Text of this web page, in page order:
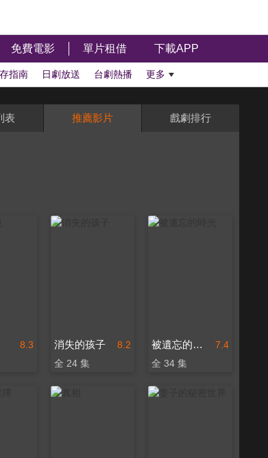
免費電影 單片租借 下載APP
指南 日劇放送 台劇熱播 更多
表 推薦影片 戲劇排行
8.3 8.2
消失的孩子
全 24 集
7.4
被遺忘的時光
全 34 集